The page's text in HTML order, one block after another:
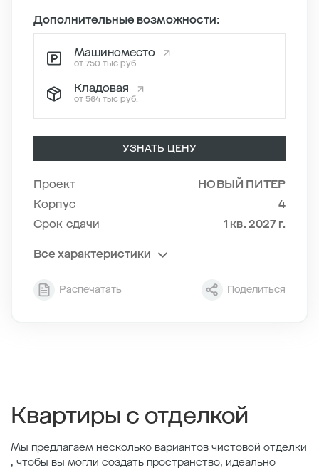
Дополнительные возможности:
Машиноместо
от 750 тыс руб.
Кладовая
от 564 тыс руб.
УЗНАТЬ ЦЕНУ
Проект
НОВЫЙ ПИТЕР
Корпус
4
Срок сдачи
1 кв. 2027 г.
Все характеристики
Секция
6
Распечатать Поделиться
Квартиры с отделкой
Мы предлагаем несколько вариантов чистовой отделки
, чтобы вы могли создать пространство, идеально